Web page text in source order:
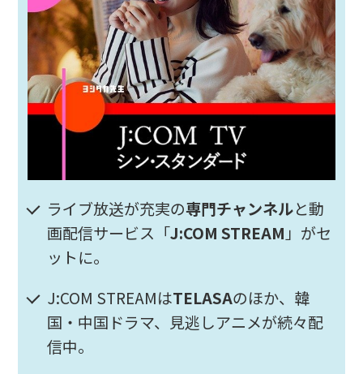
ライブ放送が充実の専門チャンネルと動
画配信サービス「J:COM STREAM 」がセ
ットに。
J:COM STREAMはTELASAのほか、韓
国・中国ドラマ、見逃しアニメが続々配
信中。